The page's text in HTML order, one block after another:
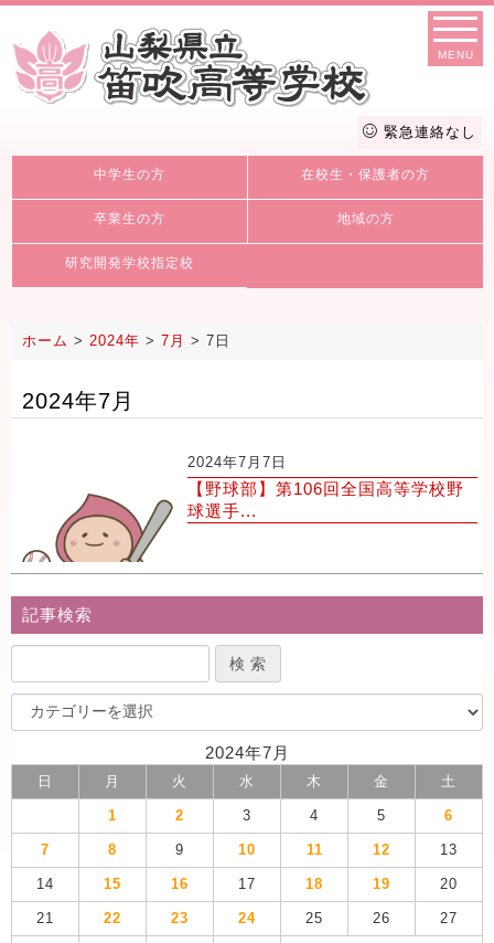
MENU
緊急連絡なし
中学生の方 在校生・保護者の方
卒業生の方 地域の方
研究開発学校指定校
ホーム > 2024年 > 7月 > 7日
2024年7月
2024年7月7日
【野球部】第106回全国高等学校野
球選手...
記事検索
2024年7月
日 月 火 水 木 金 土
1 2 3 4 5 6
7 8 9 10 11 12 13
14 15 16 17 18 19 20
21 22 23 24 25 26 27